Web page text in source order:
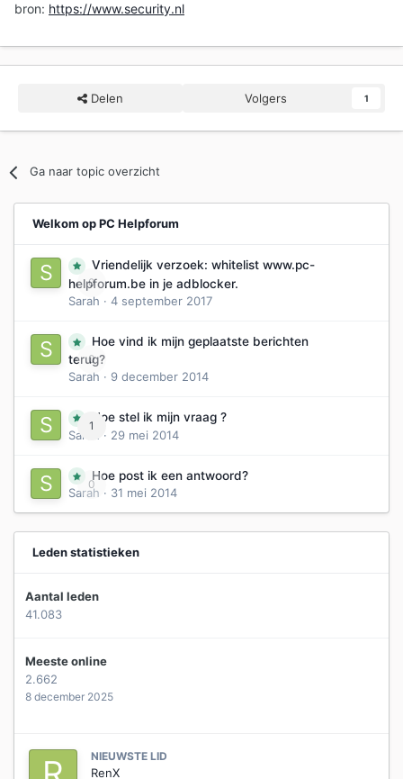
bron: https://www.security.nl
Delen Volgers 1
Ga naar topic overzicht
Welkom op PC Helpforum
0
Vriendelijk verzoek: whitelist www.pc-
helpforum.be in je adblocker.
Sarah · 4 september 2017
0
Hoe vind ik mijn geplaatste berichten
terug?
Sarah · 9 december 2014
1
Hoe stel ik mijn vraag ?
Sarah
· 29 mei 2014
0
Hoe post ik een antwoord?
Sarah · 31 mei 2014
Leden statistieken
Aantal leden
41.083
Meeste online
2.662
8 december 2025
NIEUWSTE LID
RenX